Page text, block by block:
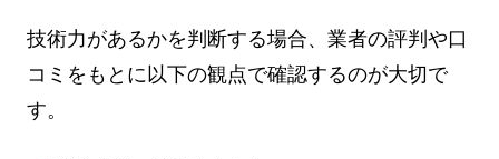
技術力があるかを判断する場合、業者の評判や口
コミをもとに以下の観点で確認するのが大切で
す。